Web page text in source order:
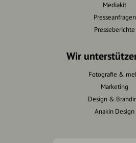
Mediakit
Presseanfragen
Presseberichte
Wir
Fotografie &
Marketing
Design &
Anakin Design